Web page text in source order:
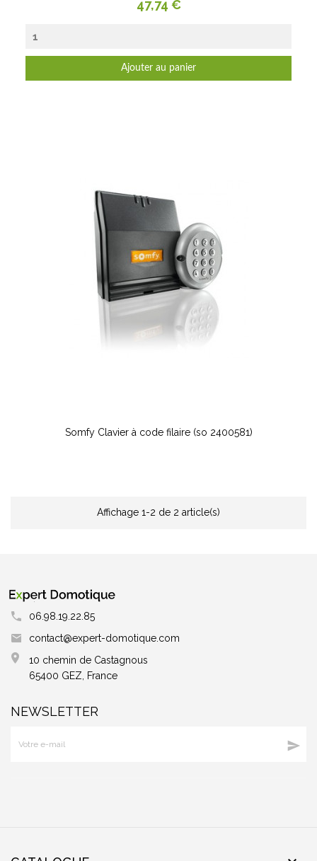
Prix
47,74 €
Ajouter au panier
Somfy Clavier à code filaire (so 2400581)
Affichage 1-2 de 2 article(s)
06.98.19.22.85
contact@expert-domotique.com
10 chemin de Castagnous
65400 GEZ, France
NEWSLETTER
